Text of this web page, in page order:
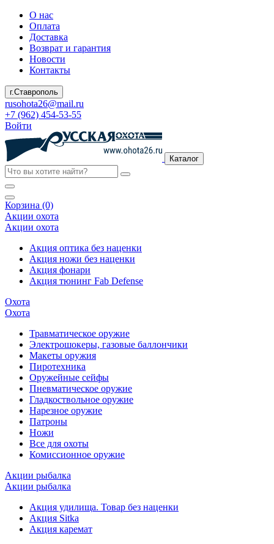
О нас
Оплата
Доставка
Возврат и гарантия
Новости
Контакты
г.Ставрополь
rusohota26@mail.ru
+7 (962) 454-53-55
Войти
Каталог
Корзина (0)
Акции охота
Акции охота
Акция оптика без наценки
Акция ножи без наценки
Акция фонари
Акция тюнинг Fab Defense
Охота
Охота
Травматическое оружие
Электрошокеры, газовые баллончики
Макеты оружия
Пиротехника
Оружейные сейфы
Пневматическое оружие
Гладкоствольное оружие
Нарезное оружие
Патроны
Ножи
Все для охоты
Комиссионное оружие
Акции рыбалка
Акции рыбалка
Акция удилища. Товар без наценки
Акция Sitka
Акция каремат